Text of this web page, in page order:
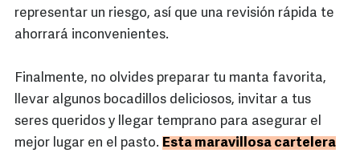
representar un riesgo, así que una revisión rápida te
ahorrará inconvenientes.
Finalmente, no olvides preparar tu manta favorita,
llevar algunos bocadillos deliciosos, invitar a tus
seres queridos y llegar temprano para asegurar el
mejor lugar en el pasto. Esta maravillosa cartelera